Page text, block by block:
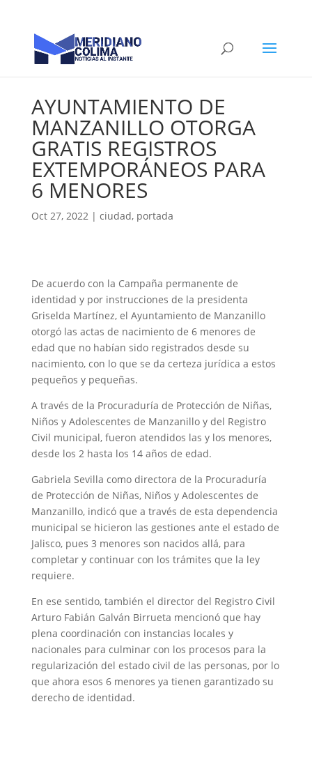
AYUNTAMIENTO DE
MANZANILLO OTORGA
GRATIS REGISTROS
EXTEMPORÁNEOS PARA
6 MENORES
Oct 27, 2022| ciudad, portada
De acuerdo con la Campaña permanente de
identidad y por instrucciones de la presidenta
Griselda Martínez, el Ayuntamiento de Manzanillo
otorgó las actas de nacimiento de 6 menores de
edad que no habían sido registrados desde su
nacimiento, con lo que se da certeza jurídica a estos
pequeños y pequeñas.
A través de la Procuraduría de Protección de Niñas,
Niños y Adolescentes de Manzanillo y del Registro
Civil municipal, fueron atendidos las y los menores,
desde los 2 hasta los 14 años de edad.
Gabriela Sevilla como directora de la Procuraduría
de Protección de Niñas, Niños y Adolescentes de
Manzanillo, indicó que a través de esta dependencia
municipal se hicieron las gestiones ante el estado de
Jalisco, pues 3 menores son nacidos allá, para
completar y continuar con los trámites que la ley
requiere.
En ese sentido, también el director del Registro Civil
Arturo Fabián Galván Birrueta mencionó que hay
plena coordinación con instancias locales y
nacionales para culminar con los procesos para la
regularización del estado civil de las personas, por lo
que ahora esos 6 menores ya tienen garantizado su
derecho de identidad.